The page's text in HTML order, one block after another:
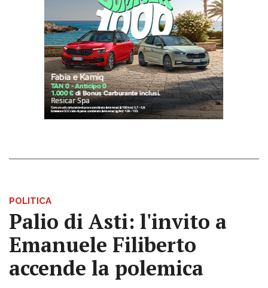
POLITICA
Palio di Asti: l'invito a
Emanuele Filiberto
accende la polemica